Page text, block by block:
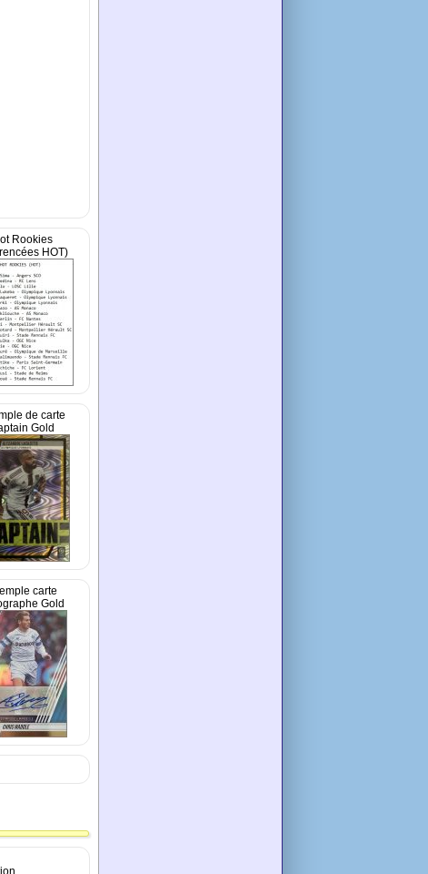
Rookies
HOT)
de carte
Gold
carte
Gold